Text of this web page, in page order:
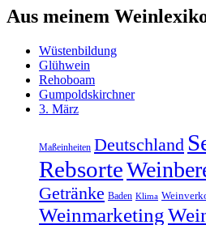
Aus meinem
Wüstenbildung
Glühwein
Rehoboam
Gumpoldskirchner
3. März
Maßeinheiten Deutschland
Rebsorte
Getränke Baden Klima
Weinmarketing